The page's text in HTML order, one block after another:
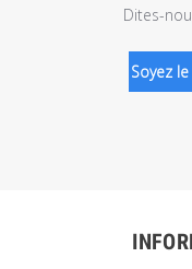
Dites-
Soyez